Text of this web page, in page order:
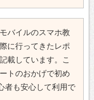
バイルのスマホ教
に行ってきたレポ
載しています。こ
トのおかげで初め
者も安心して利用で